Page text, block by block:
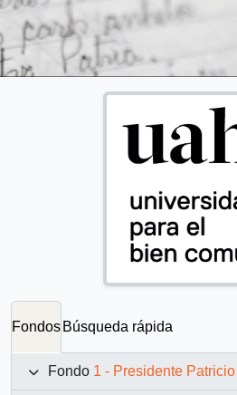
Fondos Búsqueda rápida
Fondo 1 - Presidente Patricio